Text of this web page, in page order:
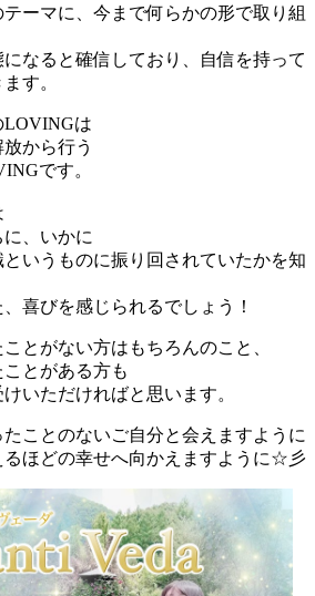
ーマに、今まで何らかの形で取り組
なると確信しており、自信を持って
す。
LOVINGは
から行う
です。
、いかに
いうものに振り回されていたかを知
喜びを感じられるでしょう！
とがない方はもちろんのこと、
とがある方も
いただければと思います。
ことのないご自分と会えますように
ほどの幸せへ向かえますように☆彡